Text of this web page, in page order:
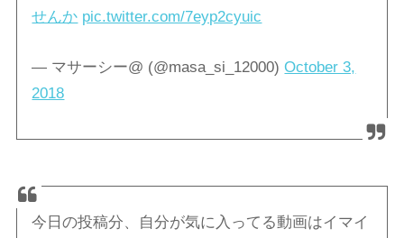
せんか pic.twitter.com/7eyp2cyuic
— マサーシー@ (@masa_si_12000)October 3,
2018
今日の投稿分、自分が気に入ってる動画はイマイ